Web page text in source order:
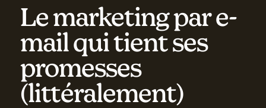
Le marketing par e-
mail qui tient ses
promesses
(littéralement)